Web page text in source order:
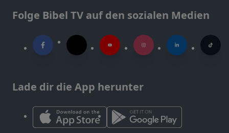
Folge Bibel TV auf den sozialen Medien
Lade dir die App herunter